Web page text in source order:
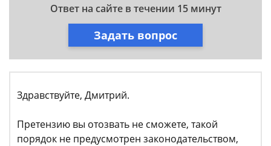
Ответ на сайте в течении 15 минут
Задать вопрос
Здравствуйте, Дмитрий.
Претензию вы отозвать не сможете, такой
порядок не предусмотрен законодательством,